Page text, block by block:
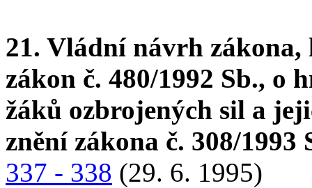
21. Vládní návrh
zákon č. 480/1992 Sb., o
žáků ozbrojených sil a
znění zákona č. 308/1993
337 - 338 (29. 6. 1995)